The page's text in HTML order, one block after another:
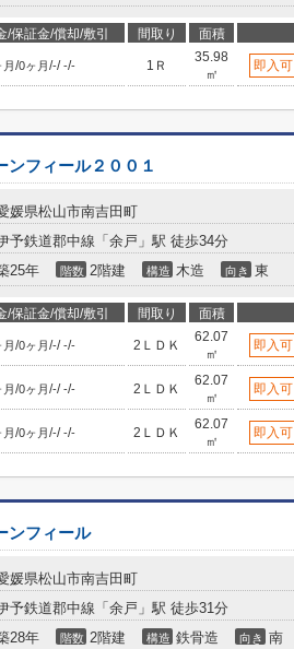
/保証金/償却/敷引 間取り 面積
月/0ヶ月/-/-/- 1Ｒ
35.98
㎡
即入可
ンフィール２００１
媛県松山市南吉田町
予鉄道郡中線「余戸」駅 徒歩34分
25年 階数 2階建 構造 木造 向き 東
/保証金/償却/敷引 間取り 面積
月/0ヶ月/-/-/- 2ＬＤＫ
62.07
㎡
即入可
月/0ヶ月/-/-/- 2ＬＤＫ
62.07
㎡
即入可
月/0ヶ月/-/-/- 2ＬＤＫ
62.07
㎡
即入可
ンフィール
媛県松山市南吉田町
予鉄道郡中線「余戸」駅 徒歩31分
28年 階数 2階建 構造 鉄骨造 向き 南